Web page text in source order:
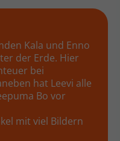
Kala und Enno
der Erde. Hier
bei
hat Leevi alle
Bo vor
mit viel Bildern